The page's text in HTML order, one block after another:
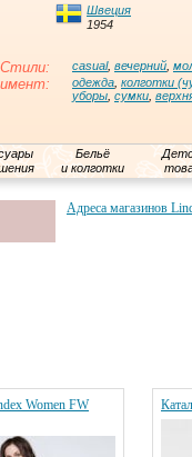
Швеция
1954
Стили: casual, вечерний
одежда колготки
уборы сумки
Бельё
и колготки
Адреса магазинов
Women FW